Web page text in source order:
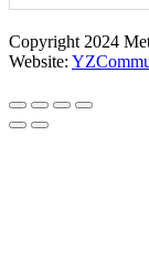
Copyright 2024
Website: